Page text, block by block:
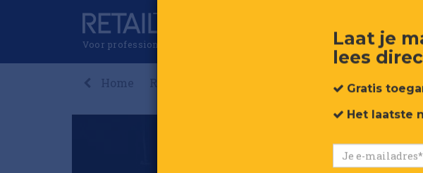
Voor professionals in retail & brands
Home Recent Events
Laat je
lees
Gratis
Het laatste